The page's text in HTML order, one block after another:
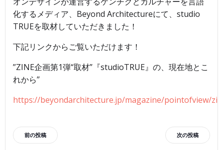
化するメディア、Beyond Architectureにて、studio
TRUEを取材していただきました！
下記リンクからご覧いただけます！
”ZINE企画第1弾“取材”『studioTRUE』の、現在地とこ
れから”
https://beyondarchitecture.jp/magazine/pointofview/
投前の投稿 次の投稿